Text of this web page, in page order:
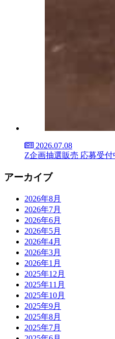
2026.07.08
Z企画抽選販売 応募受付
アーカイブ
2026年8月
2026年7月
2026年6月
2026年5月
2026年4月
2026年3月
2026年1月
2025年12月
2025年11月
2025年10月
2025年9月
2025年8月
2025年7月